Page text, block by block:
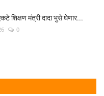
शिक्षण मंत्री दादा भुसे घेणार...
0